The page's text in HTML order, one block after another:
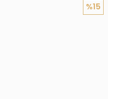
%15